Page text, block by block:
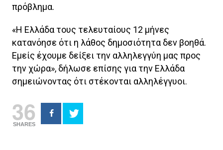
πρόβλημα.
«Η Ελλάδα τους τελευταίους 12 μήνες
κατανόησε ότι η λάθος δημοσιότητα δεν βοηθά.
Εμείς έχουμε δείξει την αλληλεγγύη μας προς
την χώρα», δήλωσε επίσης για την Ελλάδα
σημειώνοντας ότι στέκονται αλληλέγγυοι.
36
SHARES